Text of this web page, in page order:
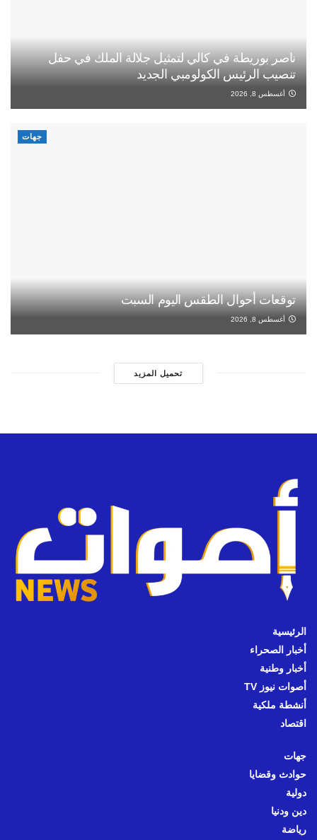
ناصر بوريطة في كالي لتمثيل جلالة الملك في حفل
تنصيب الرئيس الكولومبي الجديد
أغسطس 8, 2026
جهات
توقعات أحوال الطقس اليوم السبت
أغسطس 8, 2026
تحميل المزيد
الرئيسية
أخبار الصحراء
أخبار وطنية
أصوات نيوز TV
أنشطة ملكية
اقتصاد
جهات
حوادث وقضايا
دولية
دين ودنيا
رياضة